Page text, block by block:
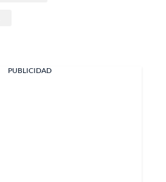
PUBLICIDAD